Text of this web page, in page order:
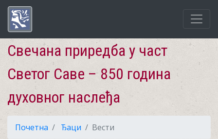
Свечана приредба у част
Светог Саве – 850 година
духовног наслеђа
Почетна Ђаци Вести